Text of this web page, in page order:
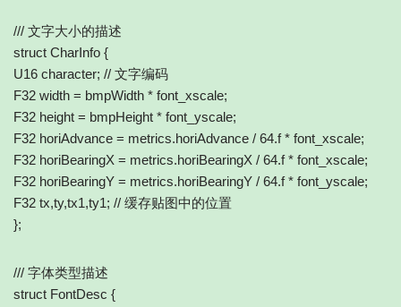
/// 文字大小的描述
struct CharInfo {
U16 character; // 文字编码
F32 width = bmpWidth * font_xscale;
F32 height = bmpHeight * font_yscale;
F32 horiAdvance = metrics.horiAdvance / 64.f * font_xscale;
F32 horiBearingX = metrics.horiBearingX / 64.f * font_xscale;
F32 horiBearingY = metrics.horiBearingY / 64.f * font_yscale;
F32 tx,ty,tx1,ty1; // 缓存贴图中的位置
};
/// 字体类型描述
struct FontDesc {